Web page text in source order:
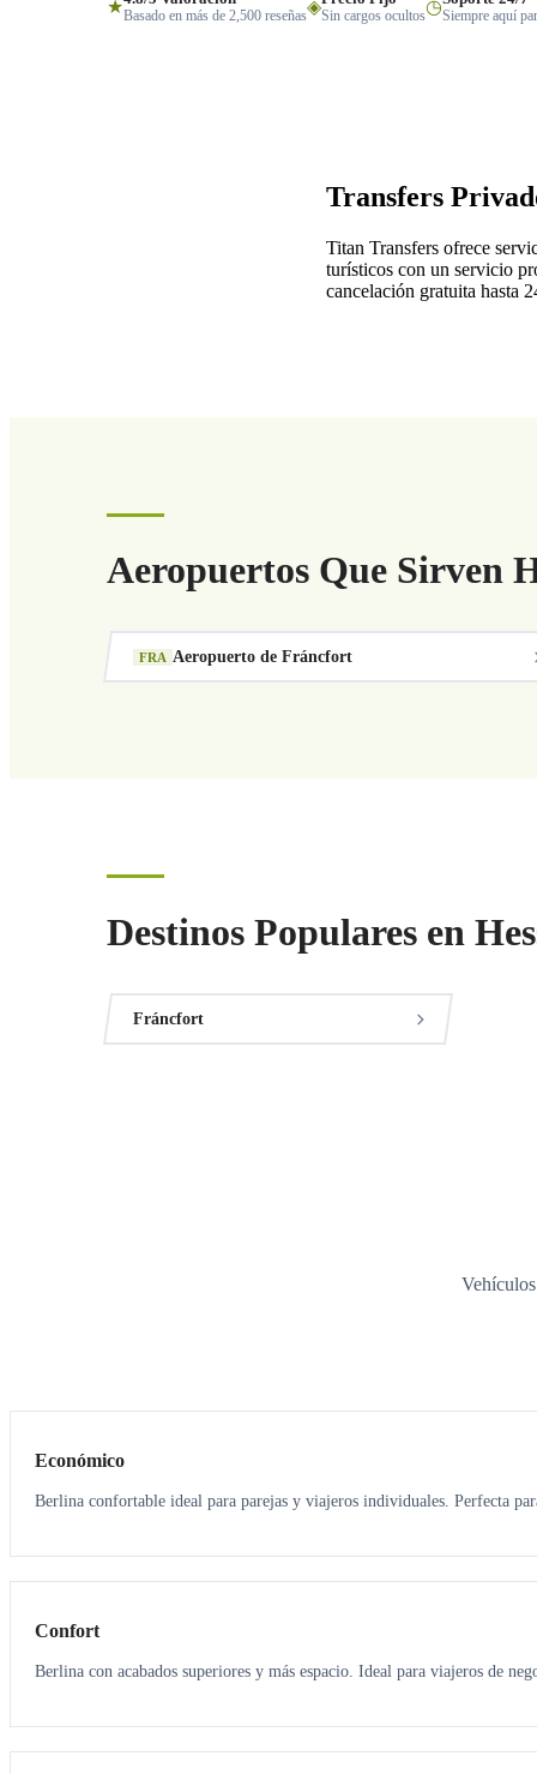
★Basado en más de 2,500 reseñas◈Sin cargos ocultos◷Siempre aquí
Transfers
Titan Transfers ofrece
turísticos con un servicio
cancelación gratuita hasta
Aeropuertos Que Sirven
FRA Aeropuerto de Fráncfort
Destinos Populares en
Fráncfort
Económico
Berlina confortable ideal para parejas y viajeros individuales. Perfecta
3 3
Confort
Berlina con acabados superiores y más espacio. Ideal para viajeros de
6 5